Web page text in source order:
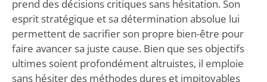
prend des décisions critiques sans hésitation. Son
esprit stratégique et sa détermination absolue lui
permettent de sacrifier son propre bien-être pour
faire avancer sa juste cause. Bien que ses objectifs
ultimes soient profondément altruistes, il emploie
sans hésiter des méthodes dures et impitoyables